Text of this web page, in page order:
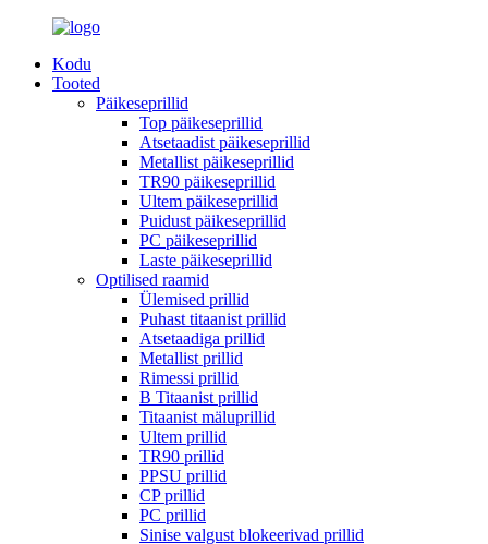
Kodu
Tooted
Päikeseprillid
Top päikeseprillid
Atsetaadist päikeseprillid
Metallist päikeseprillid
TR90 päikeseprillid
Ultem päikeseprillid
Puidust päikeseprillid
PC päikeseprillid
Laste päikeseprillid
Optilised raamid
Ülemised prillid
Puhast titaanist prillid
Atsetaadiga prillid
Metallist prillid
Rimessi prillid
B Titaanist prillid
Titaanist mäluprillid
Ultem prillid
TR90 prillid
PPSU prillid
CP prillid
PC prillid
Sinise valgust blokeerivad prillid